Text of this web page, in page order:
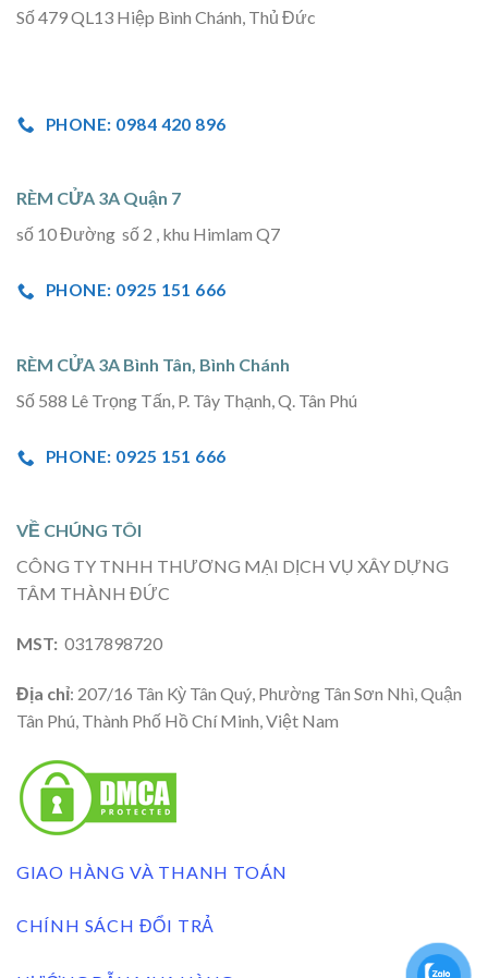
Số 479 QL13 Hiệp Bình Chánh, Thủ Đức
PHONE: 0984 420 896
RÈM CỬA 3A Quận 7
số 10 Đường số 2 , khu Himlam Q7
PHONE: 0925 151 666
RÈM CỬA 3A Bình Tân, Bình Chánh
Số 588 Lê Trọng Tấn, P. Tây Thạnh, Q. Tân Phú
PHONE: 0925 151 666
VỀ CHÚNG TÔI
CÔNG TY TNHH THƯƠNG MẠI DỊCH VỤ XÂY DỰNG
TÂM THÀNH ĐỨC
MST: 0317898720
Địa chỉ: 207/16 Tân Kỳ Tân Quý, Phường Tân Sơn Nhì, Quận
Tân Phú, Thành Phố Hồ Chí Minh, Việt Nam
GIAO HÀNG VÀ THANH TOÁN
CHÍNH SÁCH ĐỔI TRẢ